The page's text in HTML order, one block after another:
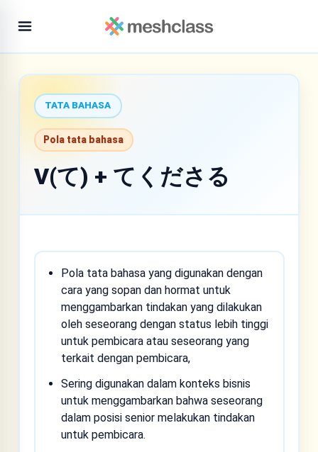
TATA BAHASA
Pola tata bahasa
V(て) + てくださる
Pola tata bahasa yang digunakan dengan
cara yang sopan dan hormat untuk
menggambarkan tindakan yang dilakukan
oleh seseorang dengan status lebih tinggi
untuk pembicara atau seseorang yang
terkait dengan pembicara,
Sering digunakan dalam konteks bisnis
untuk menggambarkan bahwa seseorang
dalam posisi senior melakukan tindakan
untuk pembicara.